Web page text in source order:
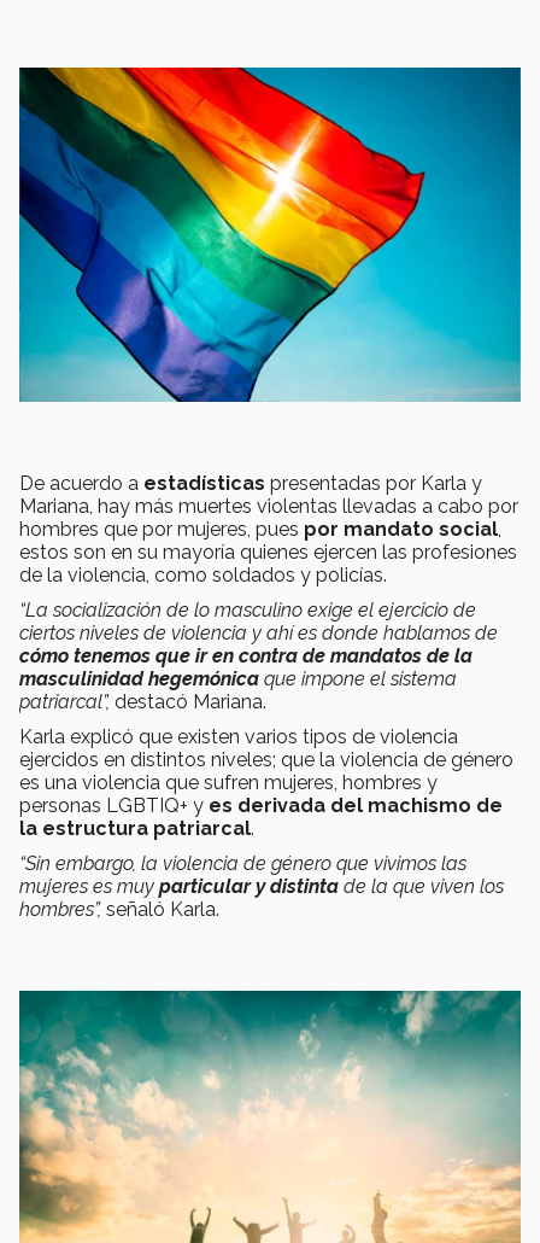
De acuerdo a estadísticas presentadas por Karla y
Mariana, hay más muertes violentas llevadas a cabo por
hombres que por mujeres, pues por mandato social,
estos son en su mayoría quienes ejercen las profesiones
de la violencia, como soldados y policías.
“La socialización de lo masculino exige el ejercicio de
ciertos niveles de violencia y ahí es donde hablamos de
cómo tenemos que ir en contra de mandatos de la
masculinidad hegemónica que impone el sistema
patriarcal”, destacó Mariana.
Karla explicó que existen varios tipos de violencia
ejercidos en distintos niveles; que la violencia de género
es una violencia que sufren mujeres, hombres y
personas LGBTIQ+ y es derivada del machismo de
la estructura patriarcal.
“Sin embargo, la violencia de género que vivimos las
mujeres es muy particular y distinta de la que viven los
hombres”, señaló Karla.